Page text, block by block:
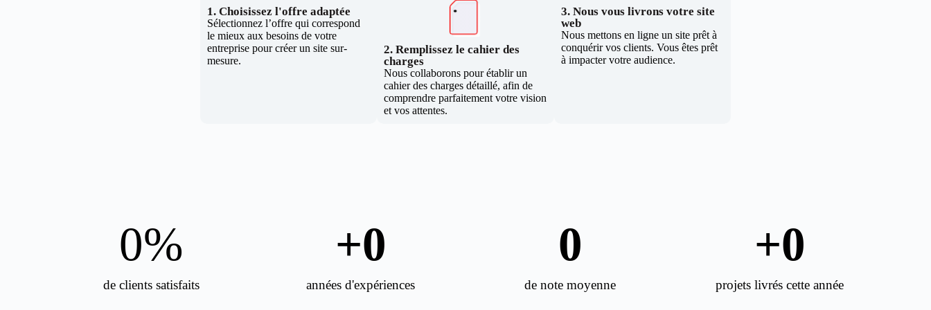
1. Choisissez l'offre adaptée
Sélectionnez l’offre qui correspond
le mieux aux besoins de votre
entreprise pour créer un site sur-
mesure.
2. Remplissez le cahier des
charges
Nous collaborons pour établir un
cahier des charges détaillé, afin de
comprendre parfaitement votre vision
et vos attentes.
3. Nous vous livrons votre site
web
Nous mettons en ligne un site prêt à
conquérir vos clients. Vous êtes prêt
à impacter votre audience.
de clients satisfaits
0%
années d'expériences
+0
de note moyenne
0
projets livrés cette année
+0